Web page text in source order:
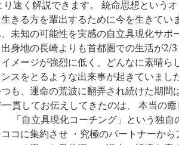
り速く解説できます。 統命思想という
きる方を輩出するために今を生きてい
、未知の可能性を実感の自立具現化
身地の長崎よりも首都圏での生活が
メージが強烈に低く、どんなに素晴ら
スをとるような出来事が起きていまし
も、運命の荒波に翻弄され続けた期間
貫してお伝えしてきたのは、 本当の癒
「自立具現化コーチング」という独自
コに集約させ ・究極のパートナーから